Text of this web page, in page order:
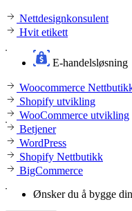
Nettdesignkonsulent
Hvit etikett
E-handelsløsning
Woocommerce
Shopify utvikling
WooCommerce utvikling
Betjener
WordPress
Shopify Nettbutikk
BigCommerce
Ønsker du å bygge